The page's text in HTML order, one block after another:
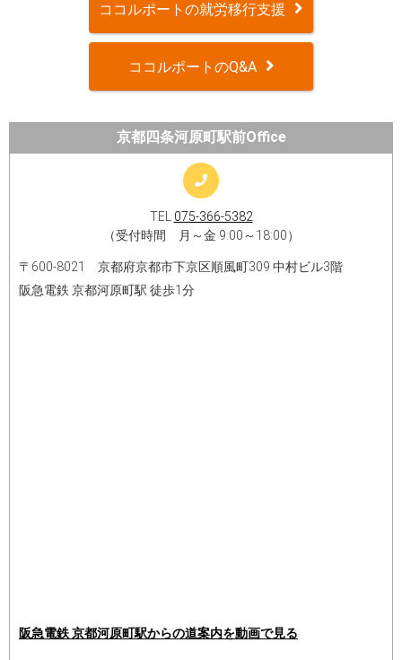
ココルポートの就労移行支援
ココルポートのQ&A
京都四条河原町駅前Office
TEL 075-366-5382
（受付時間 月～金 9:00～18:00）
〒600-8021 京都府京都市下京区順風町309 中村ビル3階
阪急電鉄 京都河原町駅 徒歩1分
阪急電鉄 京都河原町駅からの道案内を動画で見る